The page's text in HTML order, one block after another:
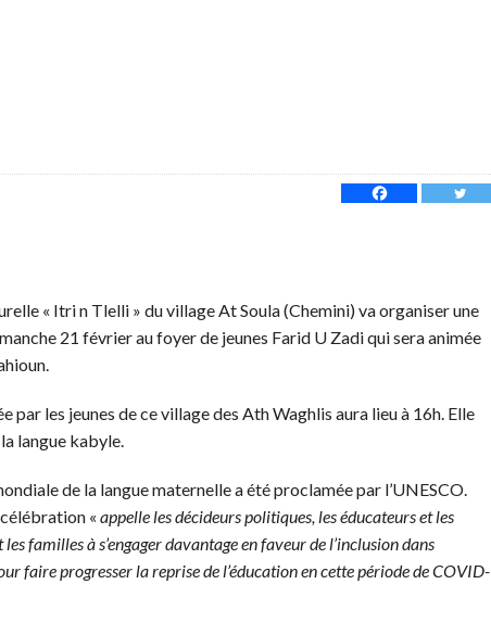
« Itri n Tlelli » du village At Soula (Chemini) va organiser une
21 février au foyer de jeunes Farid U Zadi qui sera animée
par les jeunes de ce village des Ath Waghlis aura lieu à 16h. Elle
langue kabyle.
de la langue maternelle a été proclamée par l’UNESCO.
«appelle les décideurs politiques, les éducateurs et les
familles à s’engager davantage en faveur de l’inclusion dans
faire progresser la reprise de l’éducation en cette période de COVID-